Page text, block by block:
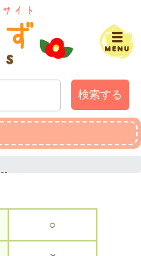
検索する
○